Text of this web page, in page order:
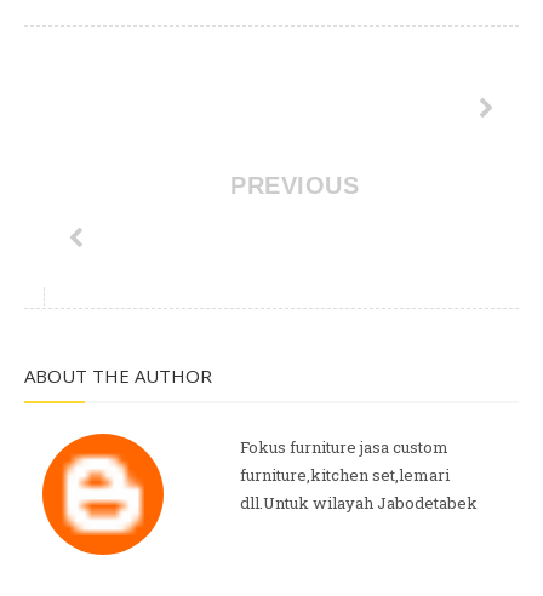
PREVIOUS
ABOUT THE AUTHOR
Fokus furniture jasa custom
furniture,kitchen set,lemari
dll.Untuk wilayah Jabodetabek